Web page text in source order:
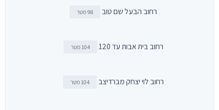
רחוב הבעל שם טוב 98 מטר
רחוב בית אבות עד 120 104 מטר
רחוב לוי יצחק מברדיצב 104 מטר